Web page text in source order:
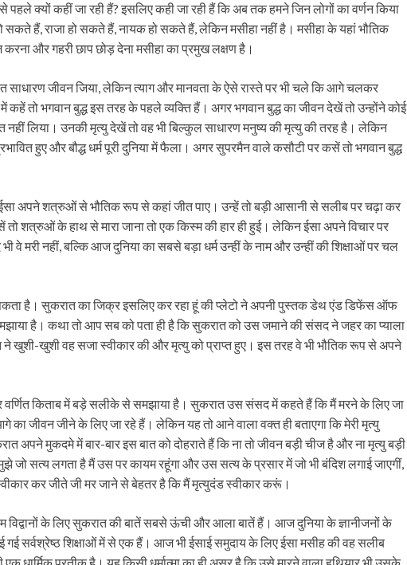
पहले क्यों कहीं जा रही हैं? इसलिए कही जा रही हैं कि अब तक हमने जिन लोगों का वर्णन किया
सकते हैं, राजा हो सकते हैं, नायक हो सकते हैं, लेकिन मसीहा नहीं है। मसीहा के यहां भौतिक
और गहरी छाप छोड़ देना मसीहा का प्रमुख लक्षण है।
साधारण जीवन जिया, लेकिन त्याग और मानवता के ऐसे रास्ते पर भी चले कि आगे चलकर
तो भगवान बुद्ध इस तरह के पहले व्यक्ति हैं। अगर भगवान बुद्ध का जीवन देखें तो उन्होंने कोई
नहीं लिया। उनकी मृत्यु देखें तो वह भी बिल्कुल साधारण मनुष्य की मृत्यु की तरह है। लेकिन
हुए और बौद्ध धर्म पूरी दुनिया में फैला। अगर सुपरमैन वाले कसौटी पर कसें तो भगवान बुद्ध
ईसा अपने शत्रुओं से भौतिक रूप से कहां जीत पाए। उन्हें तो बड़ी आसानी से सलीब पर चढ़ा कर
तो शत्रुओं के हाथ से मारा जाना तो एक किस्म की हार ही हुई। लेकिन ईसा अपने विचार पर
वे मरी नहीं, बल्कि आज दुनिया का सबसे बड़ा धर्म उन्हीं के नाम और उन्हीं की शिक्षाओं पर चल
सकता है। सुकरात का जिक्र इसलिए कर रहा हूं की प्लेटो ने अपनी पुस्तक डेथ एंड डिफेंस ऑफ
है। कथा तो आप सब को पता ही है कि सुकरात को उस जमाने की संसद ने जहर का प्याला
खुशी-खुशी वह सजा स्वीकार की और मृत्यु को प्राप्त हुए। इस तरह वे भी भौतिक रूप से अपने
वर्णित किताब में बड़े सलीके से समझाया है। सुकरात उस संसद में कहते हैं कि मैं मरने के लिए जा
का जीवन जीने के लिए जा रहे हैं। लेकिन यह तो आने वाला वक्त ही बताएगा कि मेरी मृत्यु
अपने मुकदमे में बार-बार इस बात को दोहराते हैं कि ना तो जीवन बड़ी चीज है और ना मृत्यु बड़ी
जो सत्य लगता है मैं उस पर कायम रहूंगा और उस सत्य के प्रसार में जो भी बंदिश लगाई जाएगीं,
कर जीते जी मर जाने से बेहतर है कि मैं मृत्युदंड स्वीकार करूं।
विद्वानों के लिए सुकरात की बातें सबसे ऊंची और आला बातें हैं। आज दुनिया के ज्ञानीजनों के
गई सर्वश्रेष्ठ शिक्षाओं में से एक हैं। आज भी ईसाई समुदाय के लिए ईसा मसीह की वह सलीब